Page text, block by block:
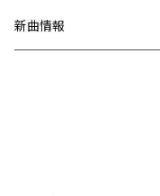
新曲情報